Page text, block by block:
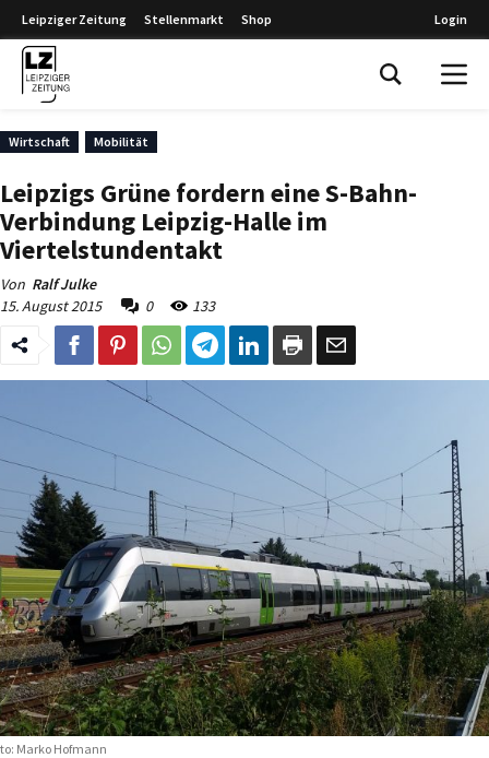
Leipziger Zeitung Stellenmarkt Shop Login
Wirtschaft Mobilität
Leipzigs Grüne fordern eine S-Bahn-
Verbindung Leipzig-Halle im
Viertelstundentakt
Von Ralf Julke
15. August 2015
0 133
Marko Hofmann